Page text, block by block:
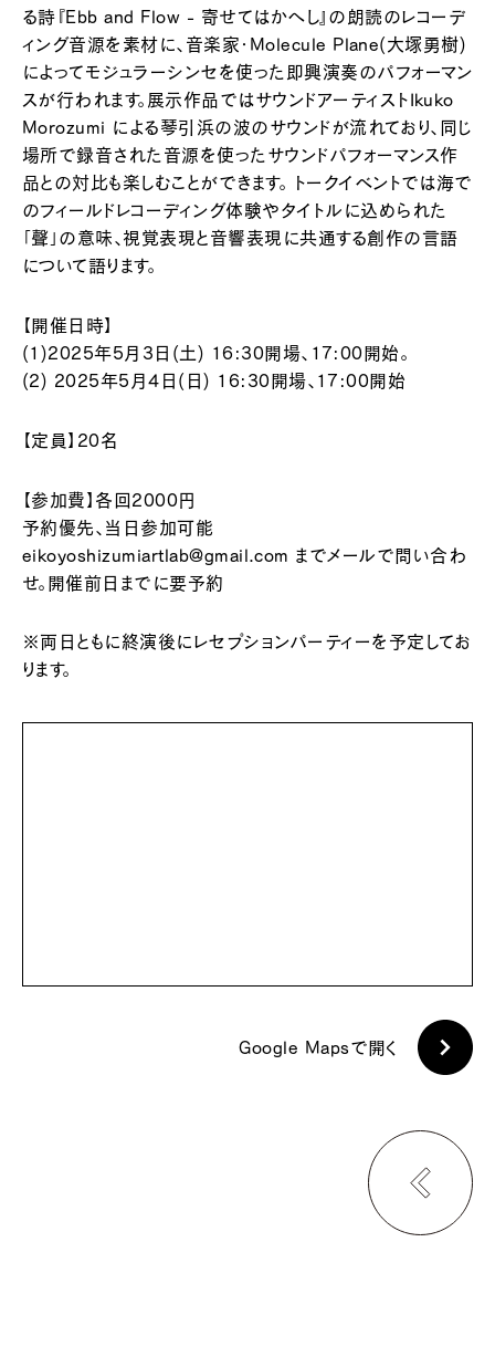
る詩『Ebb and Flow - 寄せてはかへし』の朗読のレコーデ
ィング音源を素材に、音楽家・Molecule Plane(大塚勇樹)
によってモジュラーシンセを使った即興演奏のパフォーマン
スが行われます。展示作品ではサウンドアーティストIkuko
Morozumi による琴引浜の波のサウンドが流れており、同じ
場所で録音された音源を使ったサウンドパフォーマンス作
品との対比も楽しむことができます。 トークイベントでは海で
のフィールドレコーディング体験やタイトルに込められた
「聲」の意味、視覚表現と音響表現に共通する創作の言語
について語ります。
【開催日時】
(1)2025年5月3日(土) 16:30開場、17:00開始。
(2) 2025年5月4日(日) 16:30開場、17:00開始
【定員】20名
【参加費】各回2000円
予約優先、当日参加可能
eikoyoshizumiartlab@gmail.com までメールで問い合わ
せ。開催前日までに要予約
※両日ともに終演後にレセプションパーティーを予定してお
ります。
Google Mapsで開く